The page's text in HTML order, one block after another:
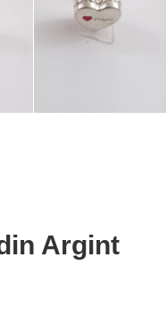
Argint